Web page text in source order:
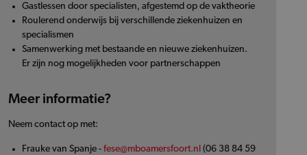
Gastlessen door specialisten, afgestemd op de vaktheorie
Roulerend onderwijs bij verschillende ziekenhuizen en
specialismen
Samenwerking met bestaande en nieuwe ziekenhuizen.
Er zijn nog mogelijkheden voor partnerschappen
Meer informatie?
Neem contact op met:
Frauke van Spanje - fese@mboamersfoort.nl (06 38 84 59